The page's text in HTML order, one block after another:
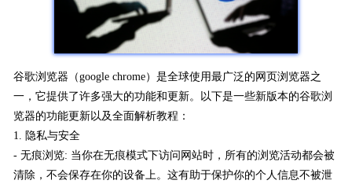
谷歌浏览器（google chrome）是全球使用最广泛的网页浏览器之
一，它提供了许多强大的功能和更新。以下是一些新版本的谷歌浏
览器的功能更新以及全面解析教程：
1. 隐私与安全
- 无痕浏览: 当你在无痕模式下访问网站时，所有的浏览活动都会被
清除，不会保存在你的设备上。这有助于保护你的个人信息不被泄